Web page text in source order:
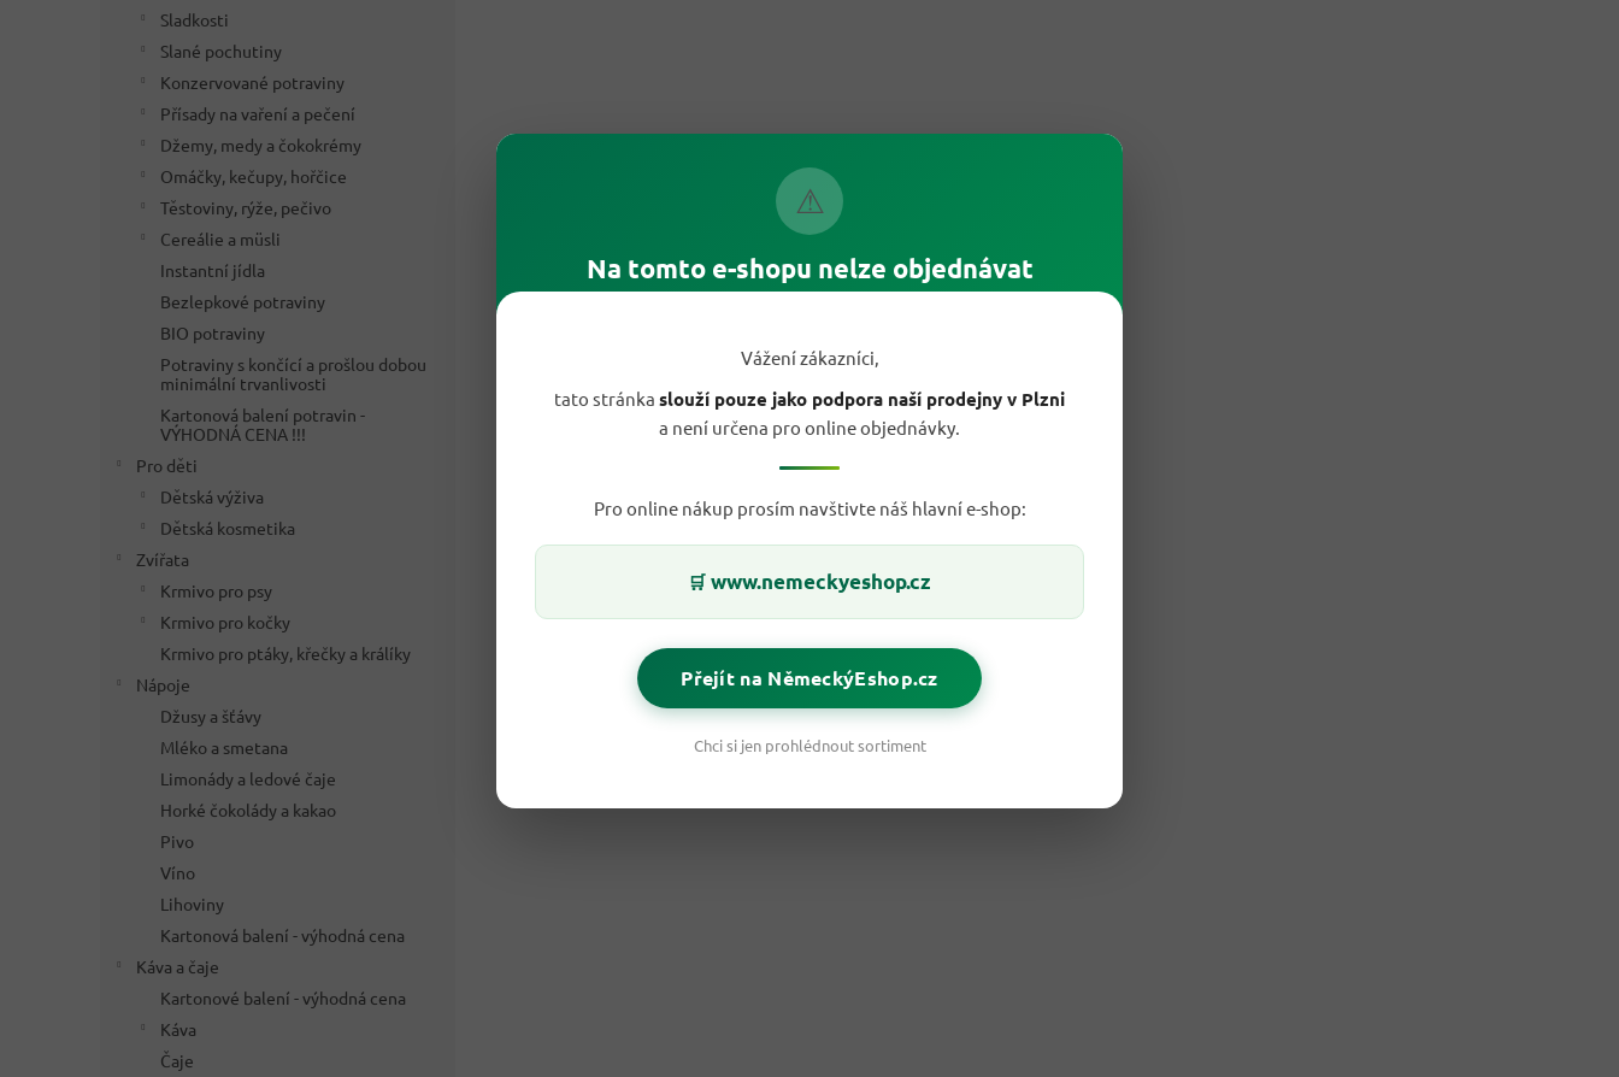
⚠
Na tomto e-shopu nelze objednávat
Vážení zákazníci,
tato stránka slouží pouze jako podpora naší prodejny v Plzni
a není určena pro online objednávky.
Pro online nákup prosím navštivte náš hlavní e-shop:
🛒 www.nemeckyeshop.cz
Přejít na NěmeckýEshop.cz
Chci si jen prohlédnout sortiment
Sladkosti
Slané pochutiny
Konzervované potraviny
Přísady na vaření a pečení
Džemy, medy a čokokrémy
Omáčky, kečupy, hořčice
Těstoviny, rýže, pečivo
Cereálie a müsli
Instantní jídla
Bezlepkové potraviny
BIO potraviny
Potraviny s končící a prošlou dobou
minimální trvanlivosti
Kartonová balení potravin -
VÝHODNÁ CENA !!!
Pro děti
Dětská výživa
Dětská kosmetika
Zvířata
Krmivo pro psy
Krmivo pro kočky
Krmivo pro ptáky, křečky a králíky
Nápoje
Džusy a šťávy
Mléko a smetana
Limonády a ledové čaje
Horké čokolády a kakao
Pivo
Víno
Lihoviny
Kartonová balení - výhodná cena
Káva a čaje
Kartonové balení - výhodná cena
Káva
Čaje